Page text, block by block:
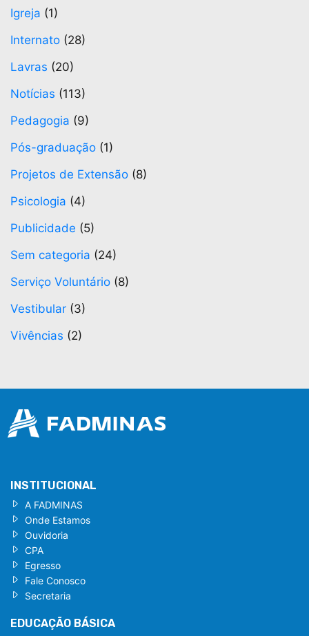
Igreja (1)
Internato (28)
Lavras (20)
Notícias (113)
Pedagogia (9)
Pós-graduação (1)
Projetos de Extensão (8)
Psicologia (4)
Publicidade (5)
Sem categoria (24)
Serviço Voluntário (8)
Vestibular (3)
Vivências (2)
INSTITUCIONAL
A FADMINAS
Onde Estamos
Ouvidoria
CPA
Egresso
Fale Conosco
Secretaria
EDUCAÇÃO BÁSICA